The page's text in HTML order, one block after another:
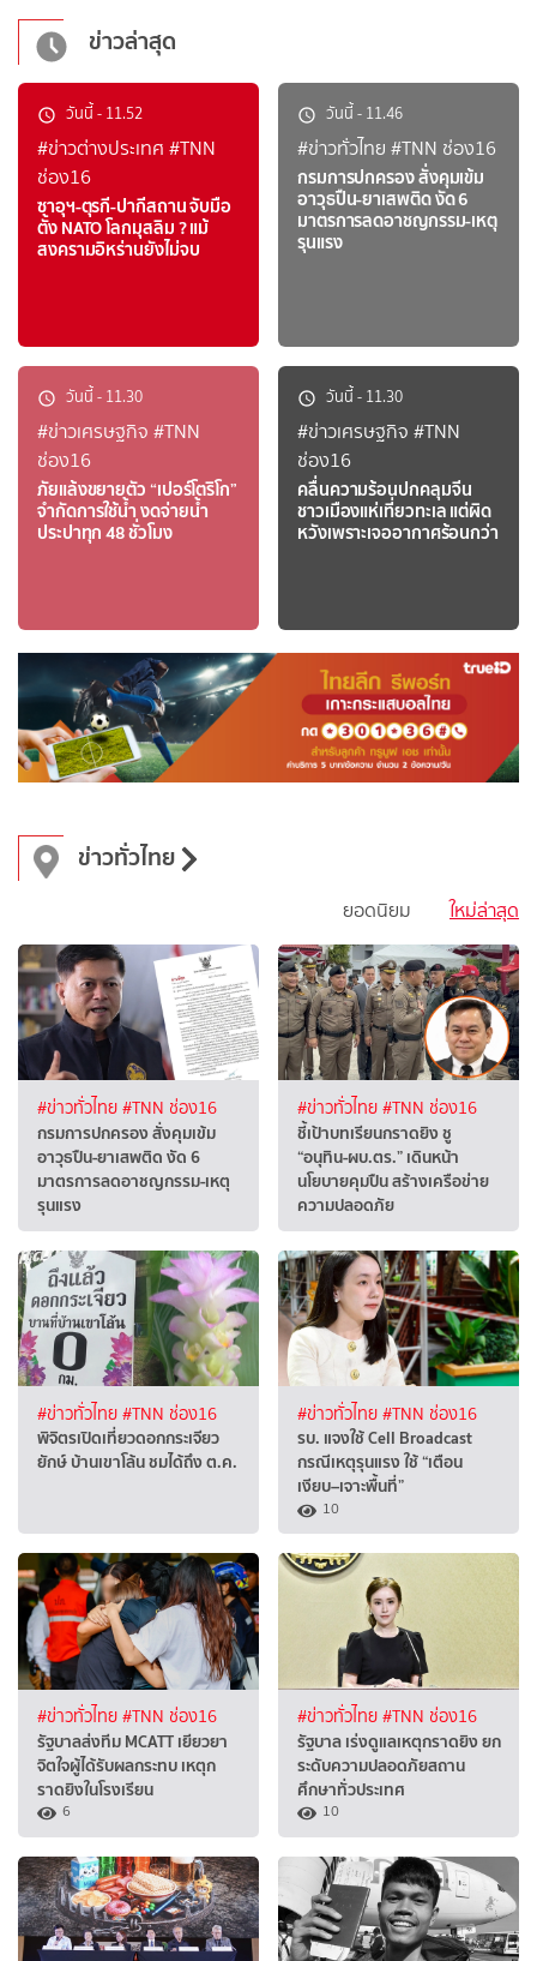
ข่าวล่าสุด
วันนี้ - 11.52
#ข่าวต่างประเทศ #TNN
ช่อง16
ซาอุฯ-ตุรกี-ปากีสถาน จับมือ
ตั้ง NATO โลกมุสลิม ? แม้
สงครามอิหร่านยังไม่จบ
วันนี้ - 11.46
#ข่าวทั่วไทย #TNN ช่อง16
กรมการปกครอง สั่งคุมเข้ม
อาวุธปืน-ยาเสพติด งัด 6
มาตรการลดอาชญกรรม-เหตุ
รุนแรง
วันนี้ - 11.30
#ข่าวเศรษฐกิจ #TNN
ช่อง16
ภัยแล้งขยายตัว “เปอร์โตริโก”
จำกัดการใช้น้ำ งดจ่ายน้ำ
ประปาทุก 48 ชั่วโมง
วันนี้ - 11.30
#ข่าวเศรษฐกิจ #TNN
ช่อง16
คลื่นความร้อนปกคลุมจีน
ชาวเมืองแห่เที่ยวทะเล แต่ผิด
หวังเพราะเจออากาศร้อนกว่า
ข่าวทั่วไทย
ใหม่ล่าสุด
ยอดนิยม
#ข่าวทั่วไทย#TNN ช่อง16
กรมการปกครอง สั่งคุมเข้ม
อาวุธปืน-ยาเสพติด งัด 6
มาตรการลดอาชญกรรม-เหตุ
รุนแรง
#ข่าวทั่วไทย#TNN ช่อง16
ชี้เป้าบทเรียนกราดยิง ชู
“อนุทิน-ผบ.ตร.” เดินหน้า
นโยบายคุมปืน สร้างเครือข่าย
ความปลอดภัย
#ข่าวทั่วไทย#TNN ช่อง16
พิจิตรเปิดเที่ยวดอกกระเจียว
ยักษ์ บ้านเขาโล้น ชมได้ถึง ต.ค.
#ข่าวทั่วไทย#TNN ช่อง16
รบ. แจงใช้ Cell Broadcast
กรณีเหตุรุนแรง ใช้ “เตือน
เงียบ–เจาะพื้นที่”
10
#ข่าวทั่วไทย#TNN ช่อง16
รัฐบาลส่งทีม MCATT เยียวยา
จิตใจผู้ได้รับผลกระทบ เหตุก
ราดยิงในโรงเรียน
6
#ข่าวทั่วไทย#TNN ช่อง16
รัฐบาล เร่งดูแลเหตุกราดยิง ยก
ระดับความปลอดภัยสถาน
ศึกษาทั่วประเทศ
10